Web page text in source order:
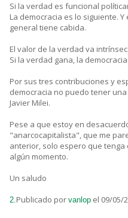
Si la verdad es funcional
La democracia es lo siguiente.
general tiene cabida.
El valor de la verdad va
Si la verdad gana, la
Por sus tres contribuciones y
democracia no puedo tener
Javier Milei.
Pese a que estoy en
"anarcocapitalista", que me
anterior, solo espero que
algún momento.
Un saludo
2.Publicado por vanlop el 09/05/